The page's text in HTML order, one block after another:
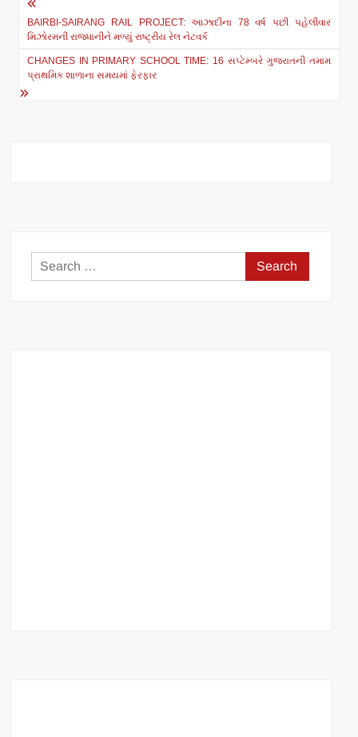
A
p
p
b
o
o
Post
navigation
BAIRBI-SAIRANG RAIL PROJECT: આઝાદીના 78 વર્ષ પછી પહેલીવાર
મિઝોરમની રાજધાનીને મળ્યું રાષ્ટ્રીય રેલ નેટવર્ક
CHANGES IN PRIMARY SCHOOL TIME: 16 સપ્ટેમ્બરે ગુજરાતની તમામ
પ્રાથમિક શાળાના સમયમાં ફેરફાર
Search
for: